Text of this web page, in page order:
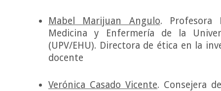
Mabel Marijuan Angulo. Profesora
Medicina y Enfermería de la
(UPV/EHU). Directora de ética en la
docente
Verónica Casado Vicente. Consejera